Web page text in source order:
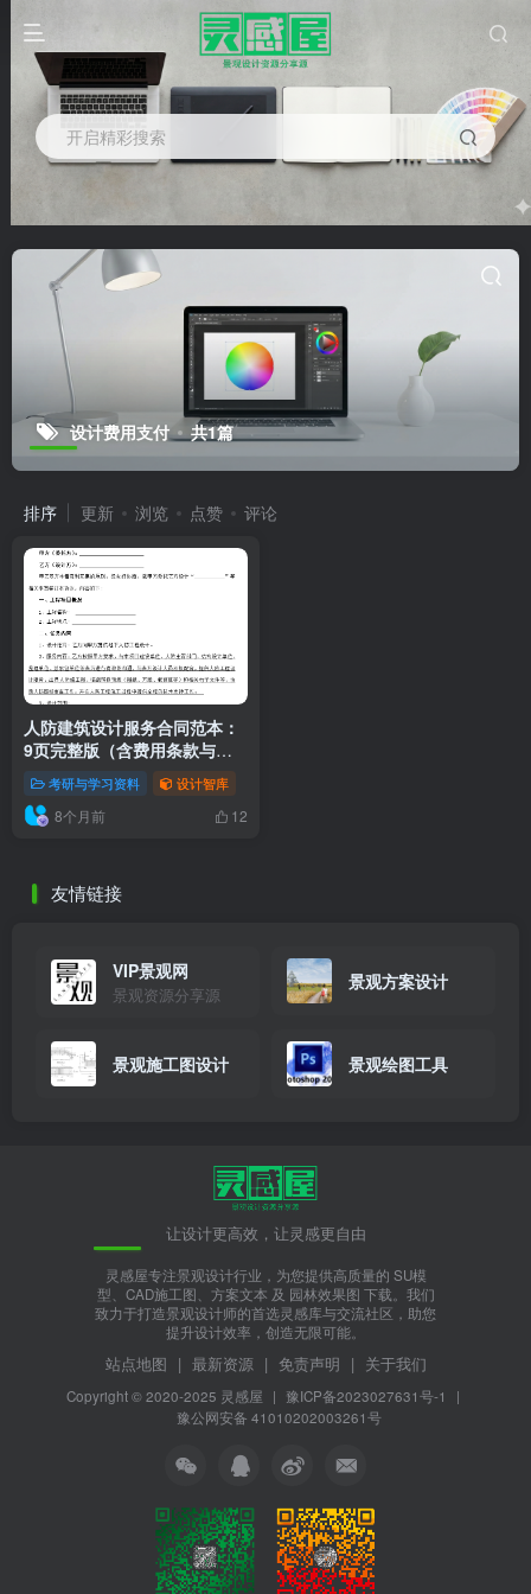
开启精彩搜索
设计费用支付 共1篇
排序 更新 浏览 点赞 评论
人防建筑设计服务合同范本：
9页完整版（含费用条款与任
务要求）
考研与学习资料 设计智库
8个月前 12
友情链接
VIP景观网
景观资源分享源
景观方案设计
景观施工图设计 景观绘图工具
让设计更高效，让灵感更自由
灵感屋专注景观设计行业，为您提供高质量的 SU模
型、CAD施工图、方案文本 及 园林效果图 下载。我们
致力于打造景观设计师的首选灵感库与交流社区，助您
提升设计效率，创造无限可能。
站点地图 | 最新资源 | 免责声明 | 关于我们
Copyright © 2020-2025 灵感屋 | 豫ICP备2023027631号-1
|
豫公网安备 41010202003261号